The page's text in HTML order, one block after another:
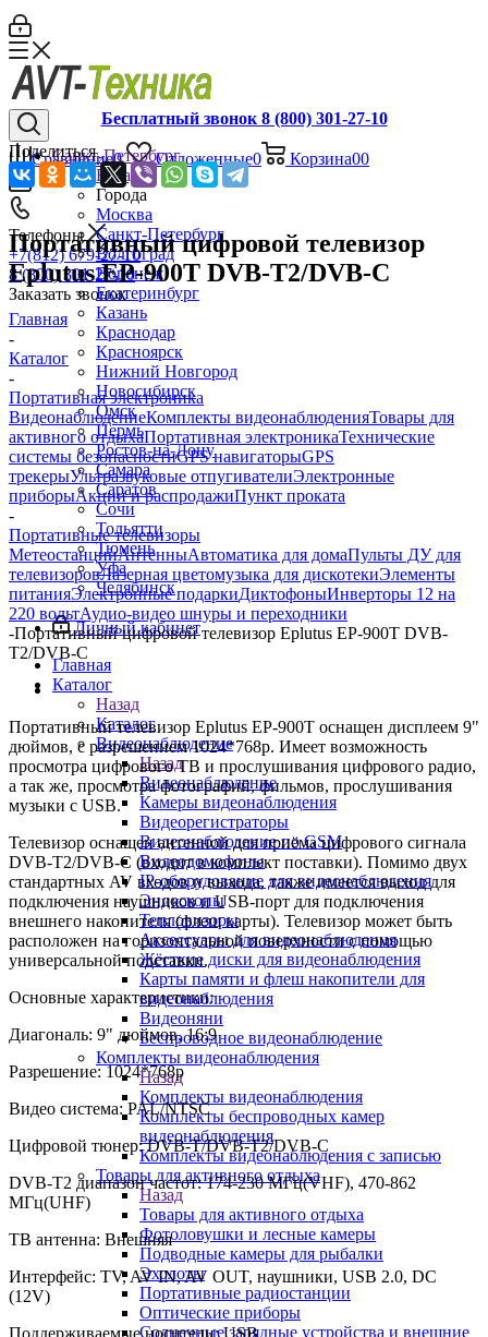
Сравнение0 Отложенные0 Корзина00
Телефоны
+7(812) 679-27-10
8 (800) 301-27-10
Заказать звонок
Бесплатный звонок 8 (800) 301-27-10
Санкт-Петербург
Назад
Города
Москва
Санкт-Петербург
Волгоград
Воронеж
Екатеринбург
Казань
Краснодар
Красноярск
Нижний Новгород
Новосибирск
Омск
Пермь
Ростов-на-Дону
Самара
Саратов
Сочи
Тольятти
Тюмень
Уфа
Челябинск
Личный кабинет
Главная
Каталог
Назад
Каталог
Видеонаблюдение
Назад
Видеонаблюдение
Камеры видеонаблюдения
Видеорегистраторы
Видеонаблюдение по GSM
Видеодомофоны
IP-оборудование для видеонаблюдения
Эндоскопы
Тепловизоры
Аксессуары для видеонаблюдения
Жёсткие диски для видеонаблюдения
Карты памяти и флеш накопители для
видеонаблюдения
Видеоняни
Беспроводное видеонаблюдение
Комплекты видеонаблюдения
Назад
Комплекты видеонаблюдения
Комплекты беспроводных камер
видеонаблюдения
Комплекты видеонаблюдения с записью
Товары для активного отдыха
Назад
Товары для активного отдыха
Фотоловушки и лесные камеры
Подводные камеры для рыбалки
Эхолоты
Портативные радиостанции
Оптические приборы
Солнечные зарядные устройства и внешние
Поделиться
Портативный цифровой телевизор
Eplutus EP-900T DVB-T2/DVB-C
Главная
-
Каталог
-
Портативная электроника
ВидеонаблюдениеКомплекты видеонаблюденияТовары для
активного отдыхаПортативная электроникаТехнические
системы безопасностиGPS навигаторыGPS
трекерыУльтразвуковые отпугивателиЭлектронные
приборыАкции и распродажиПункт проката
-
Портативные телевизоры
МетеостанцииАнтенныАвтоматика для домаПульты ДУ для
телевизоровЛазерная цветомузыка для дискотекиЭлементы
питанияЭлектронные подаркиДиктофоныИнверторы 12 на
220 вольтАудио-видео шнуры и переходники
-Портативный цифровой телевизор Eplutus EP-900T DVB-
T2/DVB-C
Портативный телевизор Eplutus EP-900T оснащен дисплеем 9"
дюймов, с разрешением 1024*768p. Имеет возможность
просмотра цифрового ТВ и прослушивания цифрового радио,
а так же, просмотра фотографий, фильмов, прослушивания
музыки с USB.
Телевизор оснащен антенной для приёма цифрового сигнала
DVB-T2/DVB-C (входит в комплект поставки). Помимо двух
стандартных AV входов и выхода, также имеется выход для
подключения наушников и USB-порт для подключения
внешнего накопителя (флеш карты). Телевизор может быть
расположен на горизонтальной поверхности с помощью
универсальной подставки.
Основные характеристики:
Диагональ: 9" дюймов, 16:9
Разрешение: 1024*768p
Видео система: PAL/NTSC
Цифровой тюнер: DVB-T/DVB-T2/DVB-C
DVB-T2 диапазон частот: 174-230 МГц(VHF), 470-862
МГц(UHF)
ТВ антенна: Внешняя
Интерфейс: TV, AV IN, AV OUT, наушники, USB 2.0, DC
(12V)
Поддерживаемые носители: USB